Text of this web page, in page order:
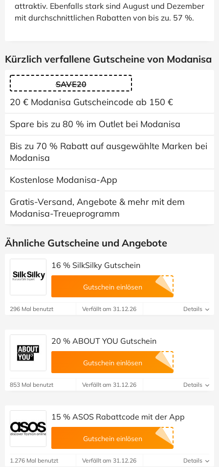
attraktiv. Ebenfalls stark sind August und Dezember
mit durchschnittlichen Rabatten von bis zu. 57 %.
Kürzlich verfallene Gutscheine von Modanisa
SAVE20
20 € Modanisa Gutscheincode ab 150 €
Spare bis zu 80 % im Outlet bei Modanisa
Bis zu 70 % Rabatt auf ausgewählte Marken bei
Modanisa
Kostenlose Modanisa-App
Gratis-Versand, Angebote & mehr mit dem
Modanisa-Treueprogramm
Ähnliche Gutscheine und Angebote
16 % SilkSilky Gutschein
Gutschein einlösen
296 Mal benutzt Verfällt am 31.12.26 Details
20 % ABOUT YOU Gutschein
Gutschein einlösen
853 Mal benutzt Verfällt am 31.12.26 Details
15 % ASOS Rabattcode mit der App
Gutschein einlösen
1.276 Mal benutzt Verfällt am 31.12.26 Details